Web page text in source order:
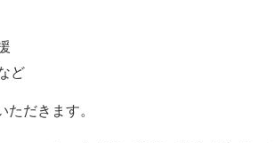
ど
だきます。